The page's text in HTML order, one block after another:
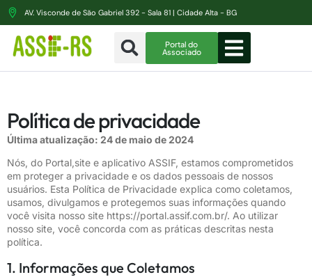
AV. Visconde de São Gabriel 392 - Sala 81 | Cidade Alta - BG
Portal do
Associado
Política de privacidade
Última atualização: 24 de maio de 2024
Nós, do Portal,site e aplicativo ASSIF, estamos comprometidos
em proteger a privacidade e os dados pessoais de nossos
usuários. Esta Política de Privacidade explica como coletamos,
usamos, divulgamos e protegemos suas informações quando
você visita nosso site https://portal.assif.com.br/. Ao utilizar
nosso site, você concorda com as práticas descritas nesta
política.
1. Informações que Coletamos